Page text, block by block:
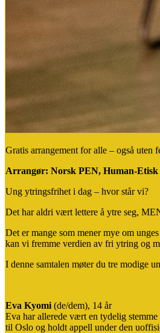
Gratis arrangement for alle – også uten
Arrangør: Norsk PEN, Human-
Ung ytringsfrihet i dag – hvor står vi?
Det har aldri vært lettere å ytre seg,
Det er mange som mener mye om
kan vi fremme verdien av fri ytring og
I denne samtalen møter du tre modige
Eva Kyomi (de/dem), 14 år
Eva har allerede vært en tydelig
til Oslo og holdt appell under den